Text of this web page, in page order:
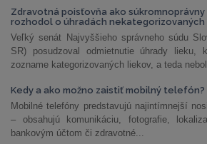
Zdravotná poisťovňa ako súkromnoprávny
rozhodol o úhradách nekategorizovaných
Veľký senát Najvyššieho správneho súdu
SR) posudzoval odmietnutie úhrady lieku,
zozname kategorizovaných liekov, a teda
Kedy a ako možno zaistiť mobilný telefón?
Mobilné telefóny predstavujú najintímnejší
– obsahujú komunikáciu, fotografie,
bankovým účtom či zdravotné...